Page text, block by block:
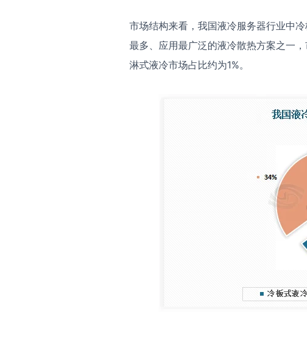
市场结构来看，我国液冷服务器行业中
最多、应用最广泛的液冷散热方案之一
淋式液冷市场占比约为1%。